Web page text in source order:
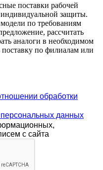
поставки рабочей
защиты.
по требованиям
рассчитать
аналоги в необходимом
поставку по филиалам или
обработки
персональных данных
с сайта